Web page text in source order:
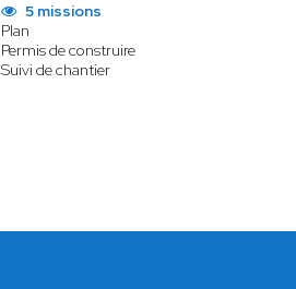
5 missions
Plan
Permis de construire
Suivi de chantier